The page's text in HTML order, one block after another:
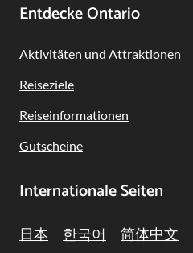
Footer
Navigation
Entdecke Ontario
Aktivitäten und Attraktionen
Reiseziele
Reiseinformationen
Gutscheine
Internationale Seiten
日本 한국어 简体中文